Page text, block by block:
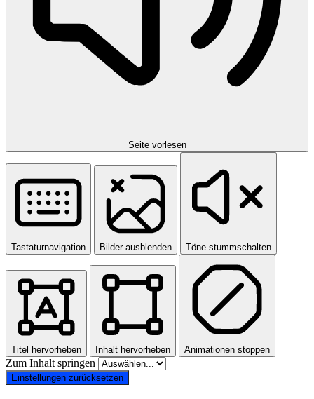
Seite vorlesen
Tastaturnavigation Bilder ausblenden Töne stummschalten
Titel hervorheben Inhalt hervorheben Animationen stoppen
Zum Inhalt springen
Einstellungen zurücksetzen